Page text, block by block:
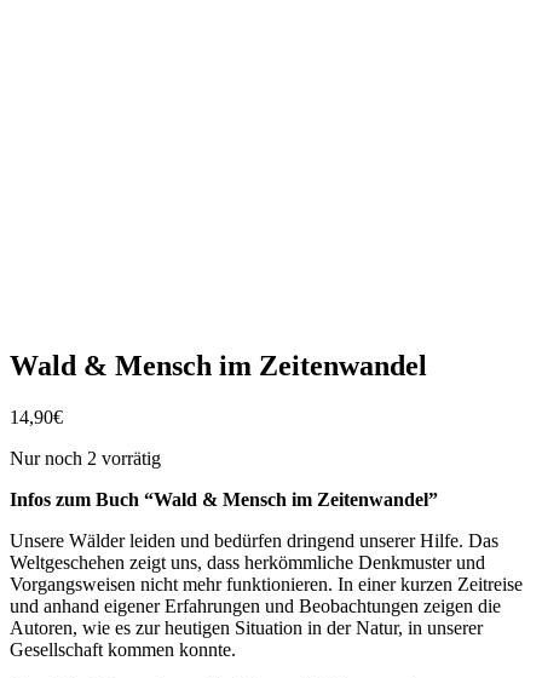
Wald & Mensch im Zeitenwandel
14,90€
Nur noch 2 vorrätig
Infos zum Buch “Wald & Mensch im Zeitenwandel”
Unsere Wälder leiden und bedürfen dringend unserer Hilfe. Das
Weltgeschehen zeigt uns, dass herkömmliche Denkmuster und
Vorgangsweisen nicht mehr funktionieren. In einer kurzen Zeitreise
und anhand eigener Erfahrungen und Beobachtungen zeigen die
Autoren, wie es zur heutigen Situation in der Natur, in unserer
Gesellschaft kommen konnte.